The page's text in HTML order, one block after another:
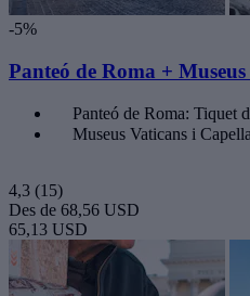
-5%
Panteó de Roma +
Panteó de Roma: Tiquet
Museus Vaticans i
4,3 (15)
Des de 68,56 USD
65,13 USD